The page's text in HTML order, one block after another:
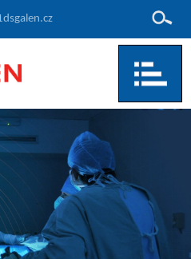
Hledat